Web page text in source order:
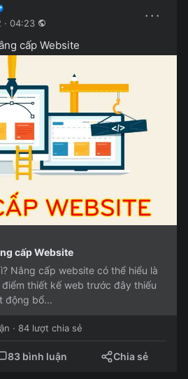
· 04:23 ···
cấp Website
cấp Website
Nâng cấp website có thể hiểu là
thiết kế web trước đây thiếu
động bổ...
· 84 lượt chia sẻ
83 bình luận Chia sẻ